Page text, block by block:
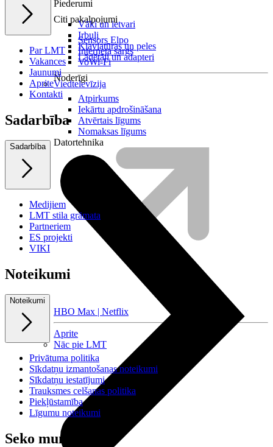
Citi pakalpojumi
Sensors Elpo
Interneta sargs
VoWi-Fi
Viedtelevīzija
HBO Max | Netflix
Aprite
Nāc pie LMT
Piederumi
Vāki un ietvari
Irbuļi
Klaviatūras un peles
Lādētāji un adapteri
Noderīgi
Atpirkums
Iekārtu apdrošināšana
Atvērtais līgums
Nomaksas līgums
Datortehnika
Par LMT
Vakances
Jaunumi
Aprite
Kontakti
Sadarbība
Sadarbība
Medijiem
LMT stila grāmata
Partneriem
ES projekti
VIKI
Noteikumi
Noteikumi
Privātuma politika
Sīkdatņu izmantošanas noteikumi
Sīkdatņu iestatījumi
Trauksmes celšanas politika
Piekļūstamība
Līgumu noteikumi
Seko mums